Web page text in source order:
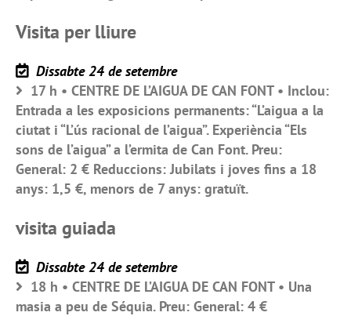
Visita per lliure
Dissabte 24 de setembre
17 h • CENTRE DE L’AIGUA DE CAN FONT • Inclou:
Entrada a les exposicions permanents: “L’aigua a la
ciutat i “L’ús racional de l’aigua”. Experiència “Els
sons de l’aigua” a l’ermita de Can Font. Preu:
General: 2 € Reduccions: Jubilats i joves fins a 18
anys: 1,5 €, menors de 7 anys: gratuït.
visita guiada
Dissabte 24 de setembre
18 h • CENTRE DE L’AIGUA DE CAN FONT • Una
masia a peu de Séquia. Preu: General: 4 €